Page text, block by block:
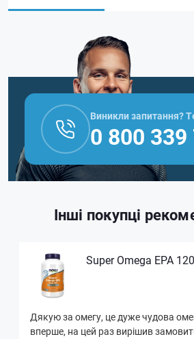
Виникли запитання?
0 800 339
Інші покупці
Super Omega EPA
Дякую за омегу, це дуже чудова
вперше, на цей раз вирішив